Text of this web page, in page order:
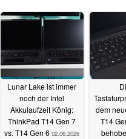
Lunar Lake ist immer
noch der Intel
Akkulaufzeit König:
ThinkPad T14 Gen 7
vs. T14 Gen 6 02.06.2026
dem
T14